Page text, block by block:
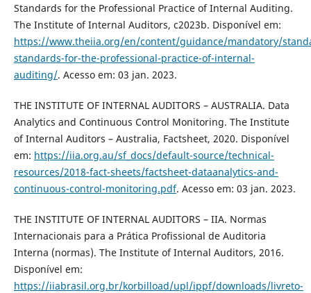
Standards for the Professional Practice of Internal Auditing.
The Institute of Internal Auditors, c2023b. Disponível em:
https://www.theiia.org/en/content/guidance/mandatory/
standards-for-the-professional-practice-of-internal-
auditing/. Acesso em: 03 jan. 2023.
THE INSTITUTE OF INTERNAL AUDITORS – AUSTRALIA. Data
Analytics and Continuous Control Monitoring. The Institute
of Internal Auditors – Australia, Factsheet, 2020. Disponível
em: https://iia.org.au/sf_docs/default-source/technical-
resources/2018-fact-sheets/factsheet-dataanalytics-and-
continuous-control-monitoring.pdf. Acesso em: 03 jan. 2023.
THE INSTITUTE OF INTERNAL AUDITORS – IIA. Normas
Internacionais para a Prática Profissional de Auditoria
Interna (normas). The Institute of Internal Auditors, 2016.
Disponível em:
https://iiabrasil.org.br/korbilload/upl/ippf/downloads/livreto-